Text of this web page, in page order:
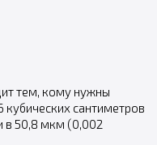
тем, кому нужны
сантиметров
в 50,8 мкм (0,002